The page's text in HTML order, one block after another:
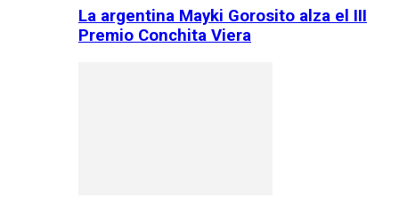
La argentina Mayki Gorosito alza el III
Premio Conchita Viera